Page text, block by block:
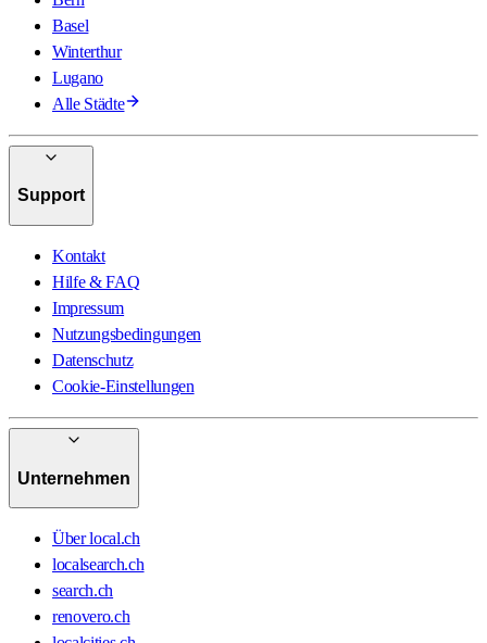
Basel
Winterthur
Lugano
Alle Städte
Support
Kontakt
Hilfe & FAQ
Impressum
Nutzungsbedingungen
Datenschutz
Cookie-Einstellungen
Unternehmen
Über local.ch
localsearch.ch
search.ch
renovero.ch